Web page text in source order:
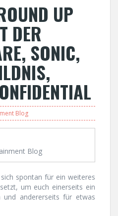
UP
DER
SONIC,
Blog
Blog
spontan für ein weiteres
um euch einerseits ein
und andererseits für etwas